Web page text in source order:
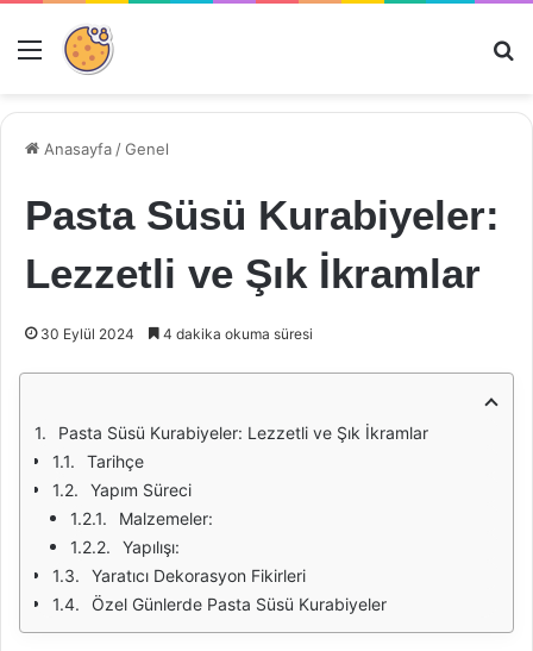
Menü
Anasayfa /Genel
Pasta Süsü Kurabiyeler:
Lezzetli ve Şık İkramlar
30 Eylül 2024 4 dakika okuma süresi
Pasta Süsü Kurabiyeler: Lezzetli ve Şık İkramlar
Tarihçe
Yapım Süreci
Malzemeler:
Yapılışı:
Yaratıcı Dekorasyon Fikirleri
Özel Günlerde Pasta Süsü Kurabiyeler